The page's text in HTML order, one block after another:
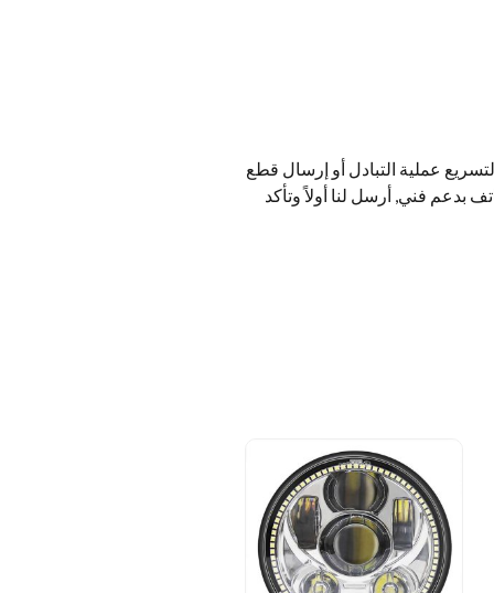
عملية التبادل أو إرسال قطع
بدعم فني, أرسل لنا أولاً وتأكد